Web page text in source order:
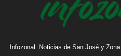
Infozonal: Noticias de San José y